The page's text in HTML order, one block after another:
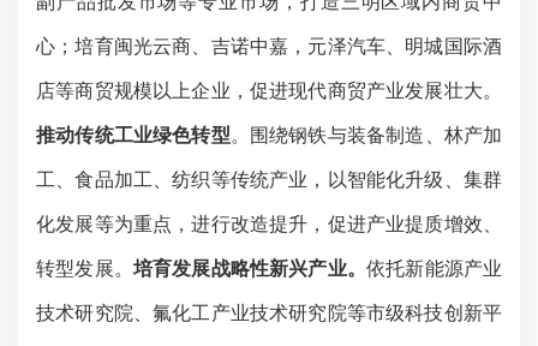
心；培育闽光云商、吉诺中嘉，元泽汽车、明城国际酒
店等商贸规模以上企业，促进现代商贸产业发展壮大。
推动传统工业绿色转型。 围绕钢铁与装备制造 、林产加
工、食品加工 、纺织等传统产业，以智能化升级、集群
化发展等为重点，进行改造提升，促进产业提质增效、
转型发展。 培育发展战略性新兴产业。 依托新能源产业
技术研究院、氟化工产业技术研究院等市级科技创新平